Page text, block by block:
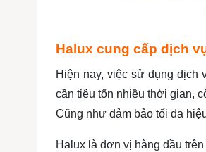
Halux cung cấp dịch
Hiện nay, việc sử dụng dịch
cần tiêu tốn nhiều thời gian,
Cũng như đảm bảo tối đa
Halux là đơn vị hàng đầu